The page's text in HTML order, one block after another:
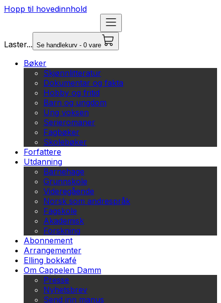
Hopp til hovedinnhold
Laster... Se handlekurv - 0 vare
Bøker
Skjønnlitteratur
Dokumentar og fakta
Hobby og fritid
Barn og ungdom
Ung voksen
Serieromaner
Fagbøker
Skolebøker
Forfattere
Utdanning
Barnehage
Grunnskole
Videregående
Norsk som andrespråk
Fagskole
Akademisk
Forskning
Abonnement
Arrangementer
Elling bokkafé
Om Cappelen Damm
Presse
Nyhetsbrev
Send inn manus